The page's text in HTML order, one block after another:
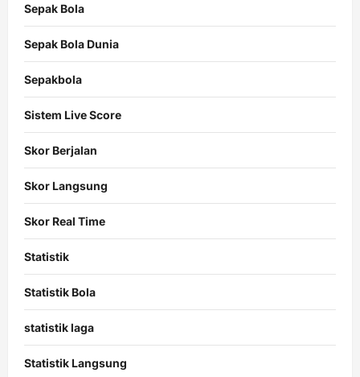
Sepak Bola
Sepak Bola Dunia
Sepakbola
Sistem Live Score
Skor Berjalan
Skor Langsung
Skor Real Time
Statistik
Statistik Bola
statistik laga
Statistik Langsung